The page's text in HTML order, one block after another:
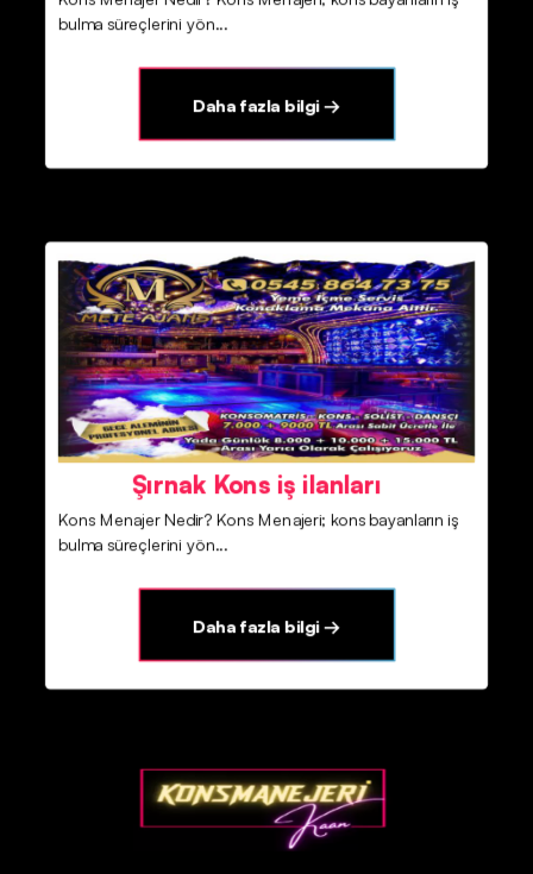
bulma süreçlerini yön...
Daha fazla bilgi →
Şırnak Kons iş ilanları
Kons Menajer Nedir? Kons Menajeri; kons bayanların iş
bulma süreçlerini yön...
Daha fazla bilgi →